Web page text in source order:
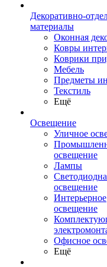
Декоративно-
материалы
Оконная
Ковры
Коврики
Мебель
Предметы
Текстиль
Ещё
Освещение
Уличное
освещение
Лампы
освещение
Интерьерное
освещение
Офисное
Ещё